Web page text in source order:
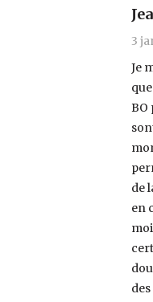
3
Je
BO
de
en